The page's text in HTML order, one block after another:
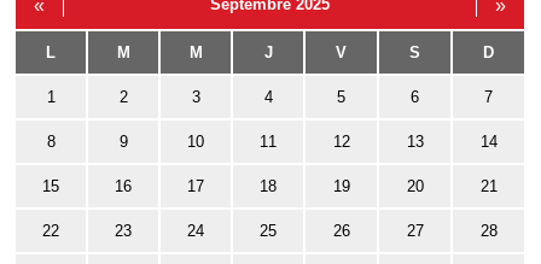
« Septembre 2025 »
L M M J V S D
1 2 3 4 5 6 7
8 9 10 11 12 13 14
15 16 17 18 19 20 21
22 23 24 25 26 27 28